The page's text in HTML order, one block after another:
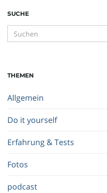
SUCHE
u
b
g
i
f
.
.
.
THEMEN
Allgemein
Do it yourself
Erfahrung & Tests
Fotos
podcast